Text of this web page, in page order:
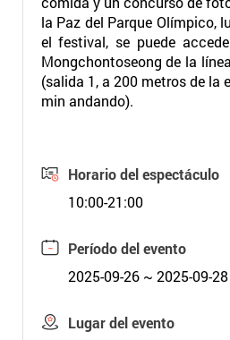
la Paz del Parque Olímpico,
el festival, se puede
Mongchontoseong de la
(salida 1, a 200 metros de la
min andando).
Horario del espectáculo
10:00-21:00
Período del evento
2025-09-26 ~ 2025-09-28
Lugar del evento